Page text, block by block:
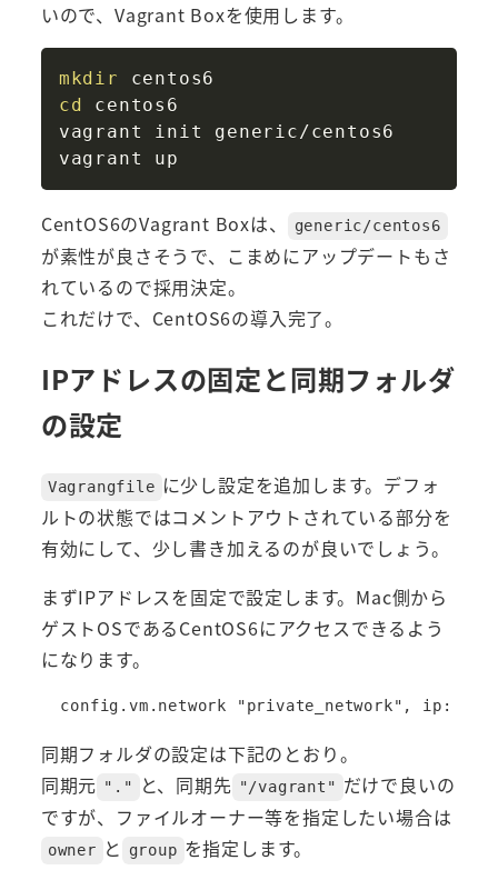
いので、Vagrant Boxを使用します。
mkdir
cd
centos6
vagrant init generic/centos6
CentOS6のVagrant Boxは、 generic/centos6
が素性が良さそうで、こまめにアップデートもさ
れているので採用決定。
これだけで、CentOS6の導入完了。
IPアドレスの固定と同期フォルダ
の設定
Vagrangfile に少し設定を追加します。デフォ
ルトの状態ではコメントアウトされている部分を
有効にして、少し書き加えるのが良いでしょう。
まずIPアドレスを固定で設定します。Mac側から
ゲストOSであるCentOS6にアクセスできるよう
になります。
同期フォルダの設定は下記のとおり。
同期元 "." と、同期先 "/vagrant" だけで良いの
ですが、ファイルオーナー等を指定したい場合は
owner と group を指定します。